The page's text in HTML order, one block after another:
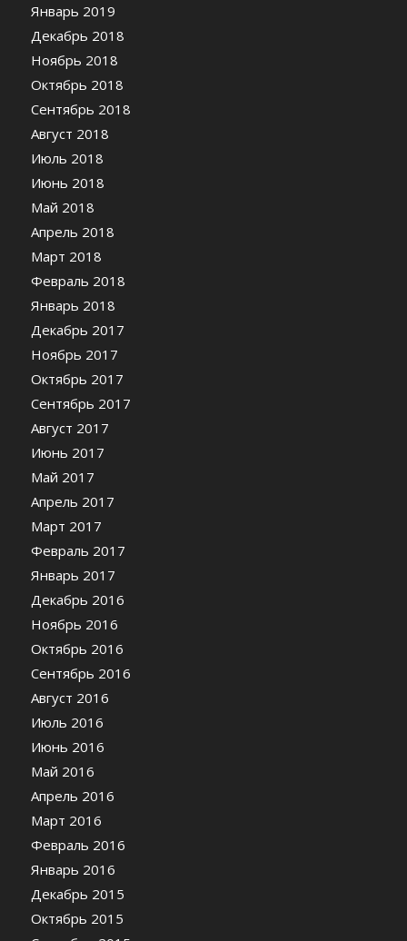
Январь 2019
Декабрь 2018
Ноябрь 2018
Октябрь 2018
Сентябрь 2018
Август 2018
Июль 2018
Июнь 2018
Май 2018
Апрель 2018
Март 2018
Февраль 2018
Январь 2018
Декабрь 2017
Ноябрь 2017
Октябрь 2017
Сентябрь 2017
Август 2017
Июнь 2017
Май 2017
Апрель 2017
Март 2017
Февраль 2017
Январь 2017
Декабрь 2016
Ноябрь 2016
Октябрь 2016
Сентябрь 2016
Август 2016
Июль 2016
Июнь 2016
Май 2016
Апрель 2016
Март 2016
Февраль 2016
Январь 2016
Декабрь 2015
Октябрь 2015